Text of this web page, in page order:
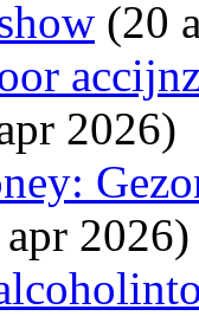
(20
2026)
2026)